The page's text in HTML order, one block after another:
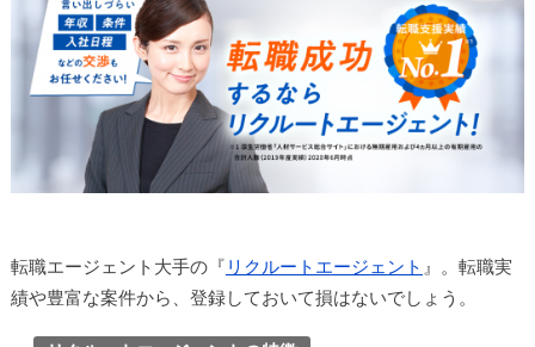
転職エージェント大手の『 リクルートエージェント 』。転職実
績や豊富な案件から、登録しておいて損はないでしょう。